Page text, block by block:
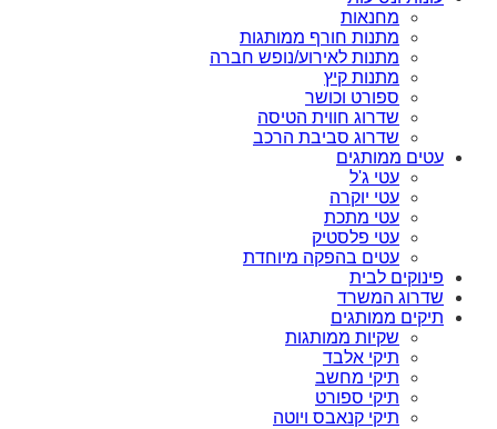
מחנאות
מתנות חורף ממותגות
מתנות לאירוע/נופש חברה
מתנות קיץ
ספורט וכושר
שדרוג חווית הטיסה
שדרוג סביבת הרכב
עטים ממותגים
עטי ג'ל
עטי יוקרה
עטי מתכת
עטי פלסטיק
עטים בהפקה מיוחדת
פינוקים לבית
שדרוג המשרד
תיקים ממותגים
שקיות ממותגות
תיקי אלבד
תיקי מחשב
תיקי ספורט
תיקי קנאבס ויוטה